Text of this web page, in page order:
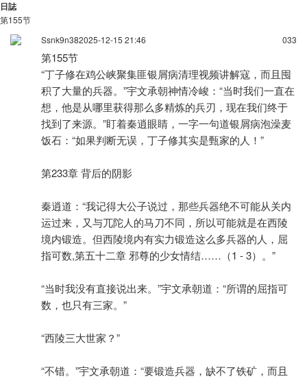
日誌
第155节
Ssnk9n38
33
0
2025-12-15 21:46
第155节
“丁子修在鸡公峡聚集匪银屑病清理视频讲解寇，而且囤
积了大量的兵器。”宇文承朝神情冷峻：“当时我们一直在
想，他是从哪里获得那么多精炼的兵刃，现在我们终于
找到了来源。”盯着秦逍眼睛，一字一句道银屑病泡澡麦
饭石：“如果判断无误，丁子修其实是甄家的人！”
第233章 背后的阴影
秦逍道：“我记得大公子说过，那些兵器绝不可能从关内
运过来，又与兀陀人的马刀不同，所以可能就是在西陵
境内锻造。但西陵境内有实力锻造这么多兵器的人，屈
指可数,第五十二章 邪尊的少女情结……（1 - 3）。”
“当时我没有直接说出来。”宇文承朝道：“所谓的屈指可
数，也只有三家。”
“西陵三大世家？”
“不错。”宇文承朝道：“要锻造兵器，缺不了铁矿，而且